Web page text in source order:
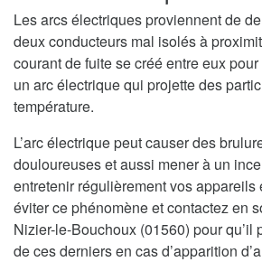
Les arcs électriques proviennent de
deux conducteurs mal isolés à
courant de fuite se créé entre eux
un arc électrique qui projette des
température.
L’arc électrique peut causer des
douloureuses et aussi mener à un
entretenir régulièrement vos appareils
éviter ce phénomène et contactez en
Nizier-le-Bouchoux (01560) pour qu’il
de ces derniers en cas d’apparition